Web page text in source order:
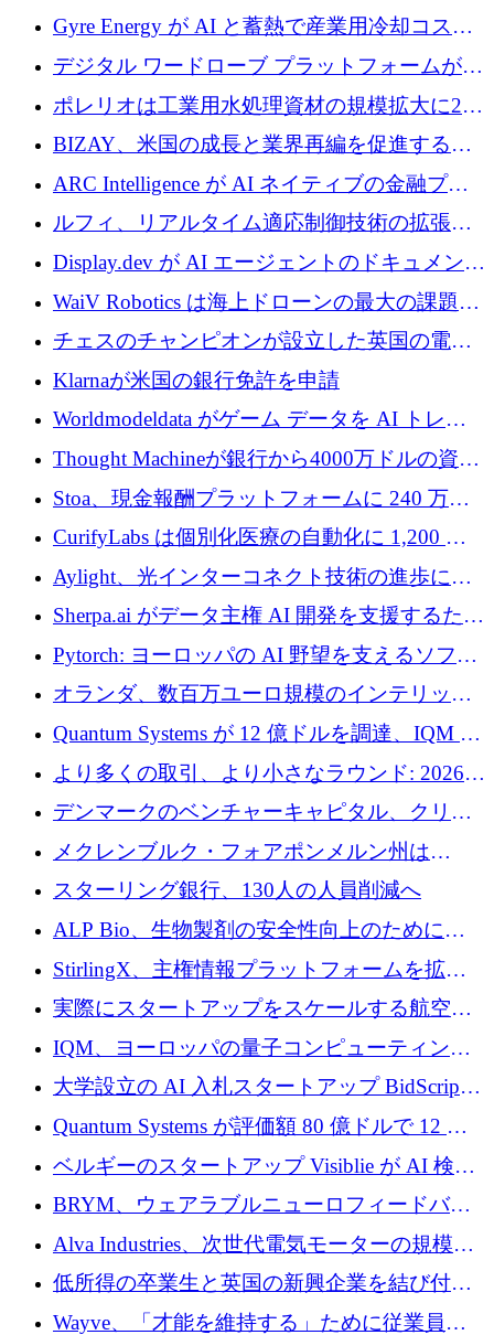
100 万ポンドを確保
Gyre Energy が AI と蓄熱で産業用冷却コスト
を削減するために 130 万ドルを調達
デジタル ワードローブ プラットフォームが
1,000 万人のユーザーに到達し、Whering が
700 万ドルを獲得
ポレリオは工業用水処理資材の規模拡大に240
万ユーロを確保
BIZAY、米国の成長と業界再編を促進するた
めに5,500万ドルを確保
ARC Intelligence が AI ネイティブの金融プラ
ットフォームを拡大するために 400 万ユーロ
ルフィ、リアルタイム適応制御技術の拡張に
810万ポンドを確保
Display.dev が AI エージェントのドキュメント
コラボレーションを強化するために 47 万ユー
WaiV Robotics は海上ドローンの最大の課題の
1 つをどのように解決しているか
チェスのチャンピオンが設立した英国の電池
材料スタートアップ TaiSan が 465 万ポンドを
Klarnaが米国の銀行免許を申請
Worldmodeldata がゲーム データを AI トレー
ニングに変えるために 700 万ポンドを獲得
Thought Machineが銀行から4000万ドルの資金
調達、年間収益1億ドルを突破
Stoa、現金報酬プラットフォームに 240 万ド
ルを確保
CurifyLabs は個別化医療の自動化に 1,200 万
ユーロを寄付
Aylight、光インターコネクト技術の進歩に向
けて450万ユーロのプレシードラウンドを終了
Sherpa.ai がデータ主権 AI 開発を支援するため
に 1,800 万ドルを調達
Pytorch: ヨーロッパの AI 野望を支えるソフト
ウェア層
オランダ、数百万ユーロ規模のインテリック
との提携で軍用ドローンにソフトウェアファ
ースト戦略を採用
Quantum Systems が 12 億ドルを調達、IQM が
米国の主要取引所で初の欧州量子企業とな
る、6 月に欧州のスタートアップ資金調達
より多くの取引、より小さなラウンド: 2026
年 6 月に欧州のスタートアップ資金調達
デンマークのベンチャーキャピタル、クリメ
ンタム・キャピタルが気候変動対策ハードウ
ェア投資として初回クローズで6,000万ユーロ
を確保
メクレンブルク・フォアポンメルン州は
Nextcloud を州全体に展開し、オープンソース
スターリング銀行、130人の人員削減へ
ALP Bio、生物製剤の安全性向上のために
Venture Kick から 16 万 1,000 ユーロを調達
StirlingX、主権情報プラットフォームを拡張
するためにシリーズ A で 2,000 万ドルを確保
実際にスタートアップをスケールする航空イ
ノベーション モデルを学ぶ
IQM、ヨーロッパの量子コンピューティング
企業として初めて米国の主要取引所に上場
大学設立の AI 入札スタートアップ BidScript
がプレシード資金総額 100 万ドルを突破
Quantum Systems が評価額 80 億ドルで 12 億
ドルを調達
ベルギーのスタートアップ Visiblie が AI 検索
の可視化のために 50 万ユーロを調達
BRYM、ウェアラブルニューロフィードバッ
クプラットフォームの開発に65万ユーロを確
Alva Industries、次世代電気モーターの規模拡
大に 1,600 万ユーロを調達
低所得の卒業生と英国の新興企業を結び付け
るためにCommon Pathを開始
Wayve、「才能を維持する」ために従業員に